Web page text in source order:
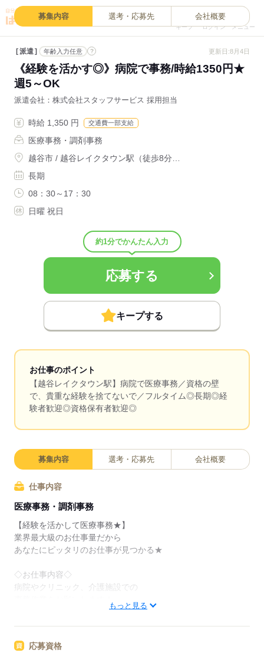
キープ ログイン メニュー
募集内容 選考・応募先 会社概要
派遣 年齢入力任意 ? 更新日:8月4日
《経験を活かす◎》病院で事務/時給1350円★
週5～OK
派遣会社 株式会社スタッフサービス 採用担当
時給 1,350 円 交通費一部支給
医療事務・調剤事務
越谷市 / 越谷レイクタウン駅（徒歩8分…
長期
08：30～17：30
日曜 祝日
約1分でかんたん入力
応募する
キープする
お仕事のポイント
【越谷レイクタウン駅】病院で医療事務／資格の壁
で、貴重な経験を捨てないで／フルタイム◎長期◎経
験者歓迎◎資格保有者歓迎◎
募集内容 選考・応募先 会社概要
仕事内容
医療事務・調剤事務
【経験を活かして医療事務★】
業界最大級のお仕事量だから
あなたにピッタリのお仕事が見つかる★
◇お仕事内容◇
病院やクリニック、介護施設での
▼ 具体的には ▼
＊ PCへのデータ入力作業
もっと見る
応募資格